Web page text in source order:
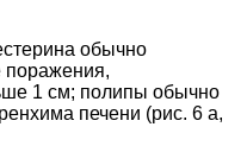
обычно
поражения,
1 см; полипы обычно
печени (рис. 6 а,